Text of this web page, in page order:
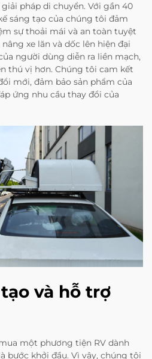
pháp di chuyển. Với gần 40
sáng tạo của chúng tôi đảm
sự thoải mái và an toàn tuyệt
xe lăn và dốc lên hiện đại
người dùng diễn ra liền mạch,
thú vị hơn. Chúng tôi cam kết
mới, đảm bảo sản phẩm của
ứng nhu cầu thay đổi của
và hỗ trợ
một phương tiện RV dành
bước khởi đầu. Vì vậy, chúng tôi